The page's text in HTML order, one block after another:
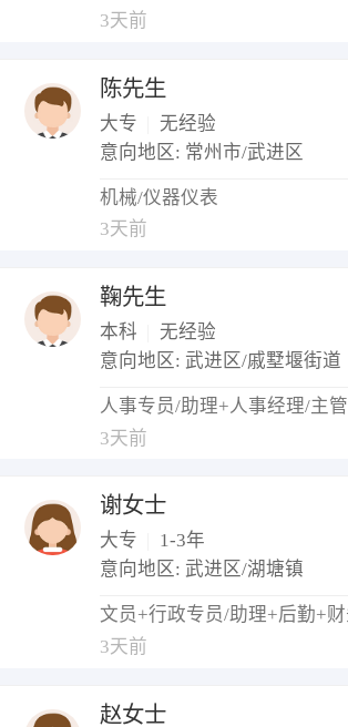
3天前
陈先生
大专
无经验
意向地区: 常州市/武进区
机械/仪器仪表
3天前
鞠先生
本科
无经验
意向地区: 武进区/戚墅堰街道
3天前
谢女士
大专
1-3年
意向地区: 武进区/湖塘镇
3天前
赵女士